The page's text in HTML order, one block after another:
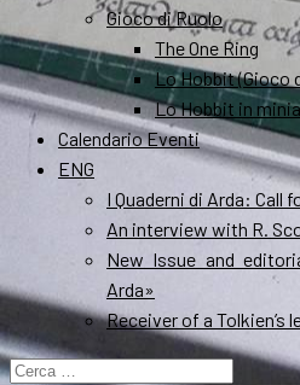
Gioco di Ruolo
The One Ring
Lo Hobbit (Gioco
Lo Hobbit in
Calendario Eventi
ENG
I Quaderni di Arda: Call
An interview with R.
New Issue and
Arda»
Receiver of a Tolkien’s
Ricerca